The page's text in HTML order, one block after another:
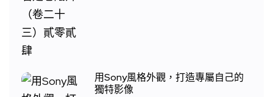
用Sony風格外觀，打造專屬自己的
獨特影像